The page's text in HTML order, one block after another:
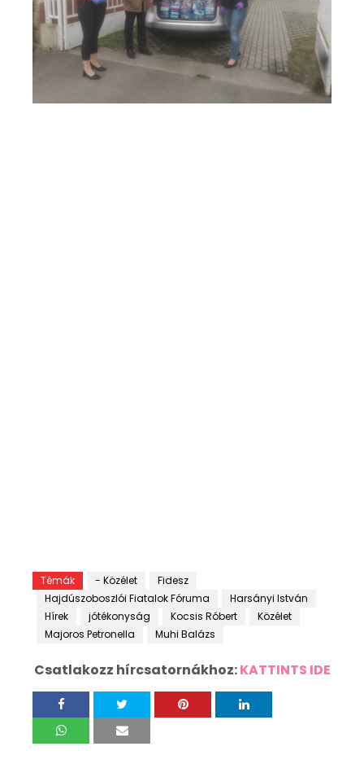
Témák - Közélet
Fidesz
Hajdúszoboszlói Fiatalok Fóruma
Harsányi István
Hírek
jótékonyság Kocsis Róbert
Közélet
Majoros Petronella
Muhi Balázs
Csatlakozz hírcsatornákhoz:KATTINTS IDE